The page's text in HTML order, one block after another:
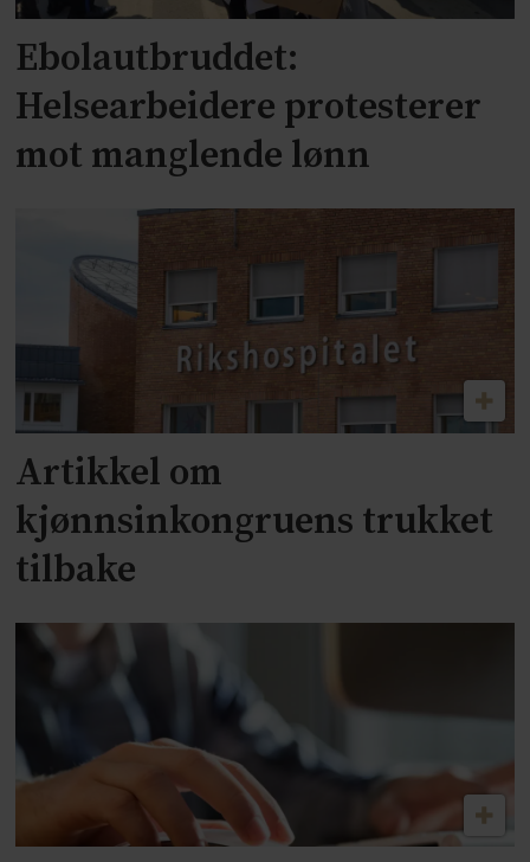
Ebolautbruddet:
Helsearbeidere protesterer
mot manglende lønn
Artikkel om
kjønnsinkongruens trukket
tilbake